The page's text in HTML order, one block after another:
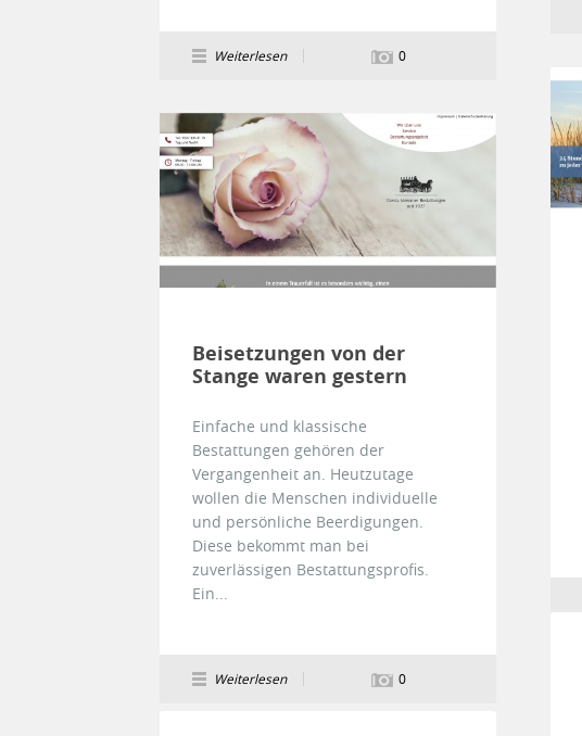
Weiterlesen 0
Beisetzungen von der
Stange waren gestern
Einfache und klassische
Bestattungen gehören der
Vergangenheit an. Heutzutage
wollen die Menschen individuelle
und persönliche Beerdigungen.
Diese bekommt man bei
zuverlässigen Bestattungsprofis.
Ein...
Weiterlesen 0